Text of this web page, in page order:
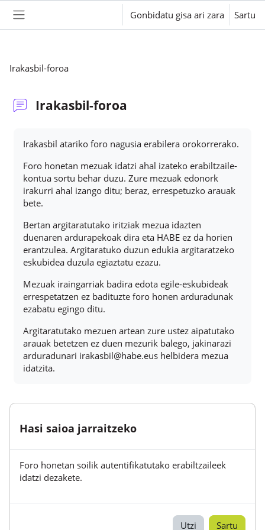
Alboko panela
Gonbidatu gisa ari zara Sartu
Irakasbil-foroa
Irakasbil-foroa
Irakasbil atariko foro nagusia erabilera orokorrerako.
Foro honetan mezuak idatzi ahal izateko erabiltzaile-
kontua sortu behar duzu. Zure mezuak edonork
irakurri ahal izango ditu; beraz, errespetuzko arauak
bete.
Bertan argitaratutako iritziak mezua idazten
duenaren ardurapekoak dira eta HABE ez da horien
erantzulea. Argitaratuko duzun edukia argitaratzeko
eskubidea duzula egiaztatu ezazu.
Mezuak iraingarriak badira edota egile-eskubideak
errespetatzen ez badituzte foro honen arduradunak
ezabatu egingo ditu.
Argitaratutako mezuen artean zure ustez aipatutako
arauak betetzen ez duen mezurik balego, jakinarazi
arduradunari irakasbil@habe.eus helbidera mezua
idatzita.
Hasi saioa jarraitzeko
Foro honetan soilik autentifikatutako erabiltzaileek
idatzi dezakete.
Utzi Sartu